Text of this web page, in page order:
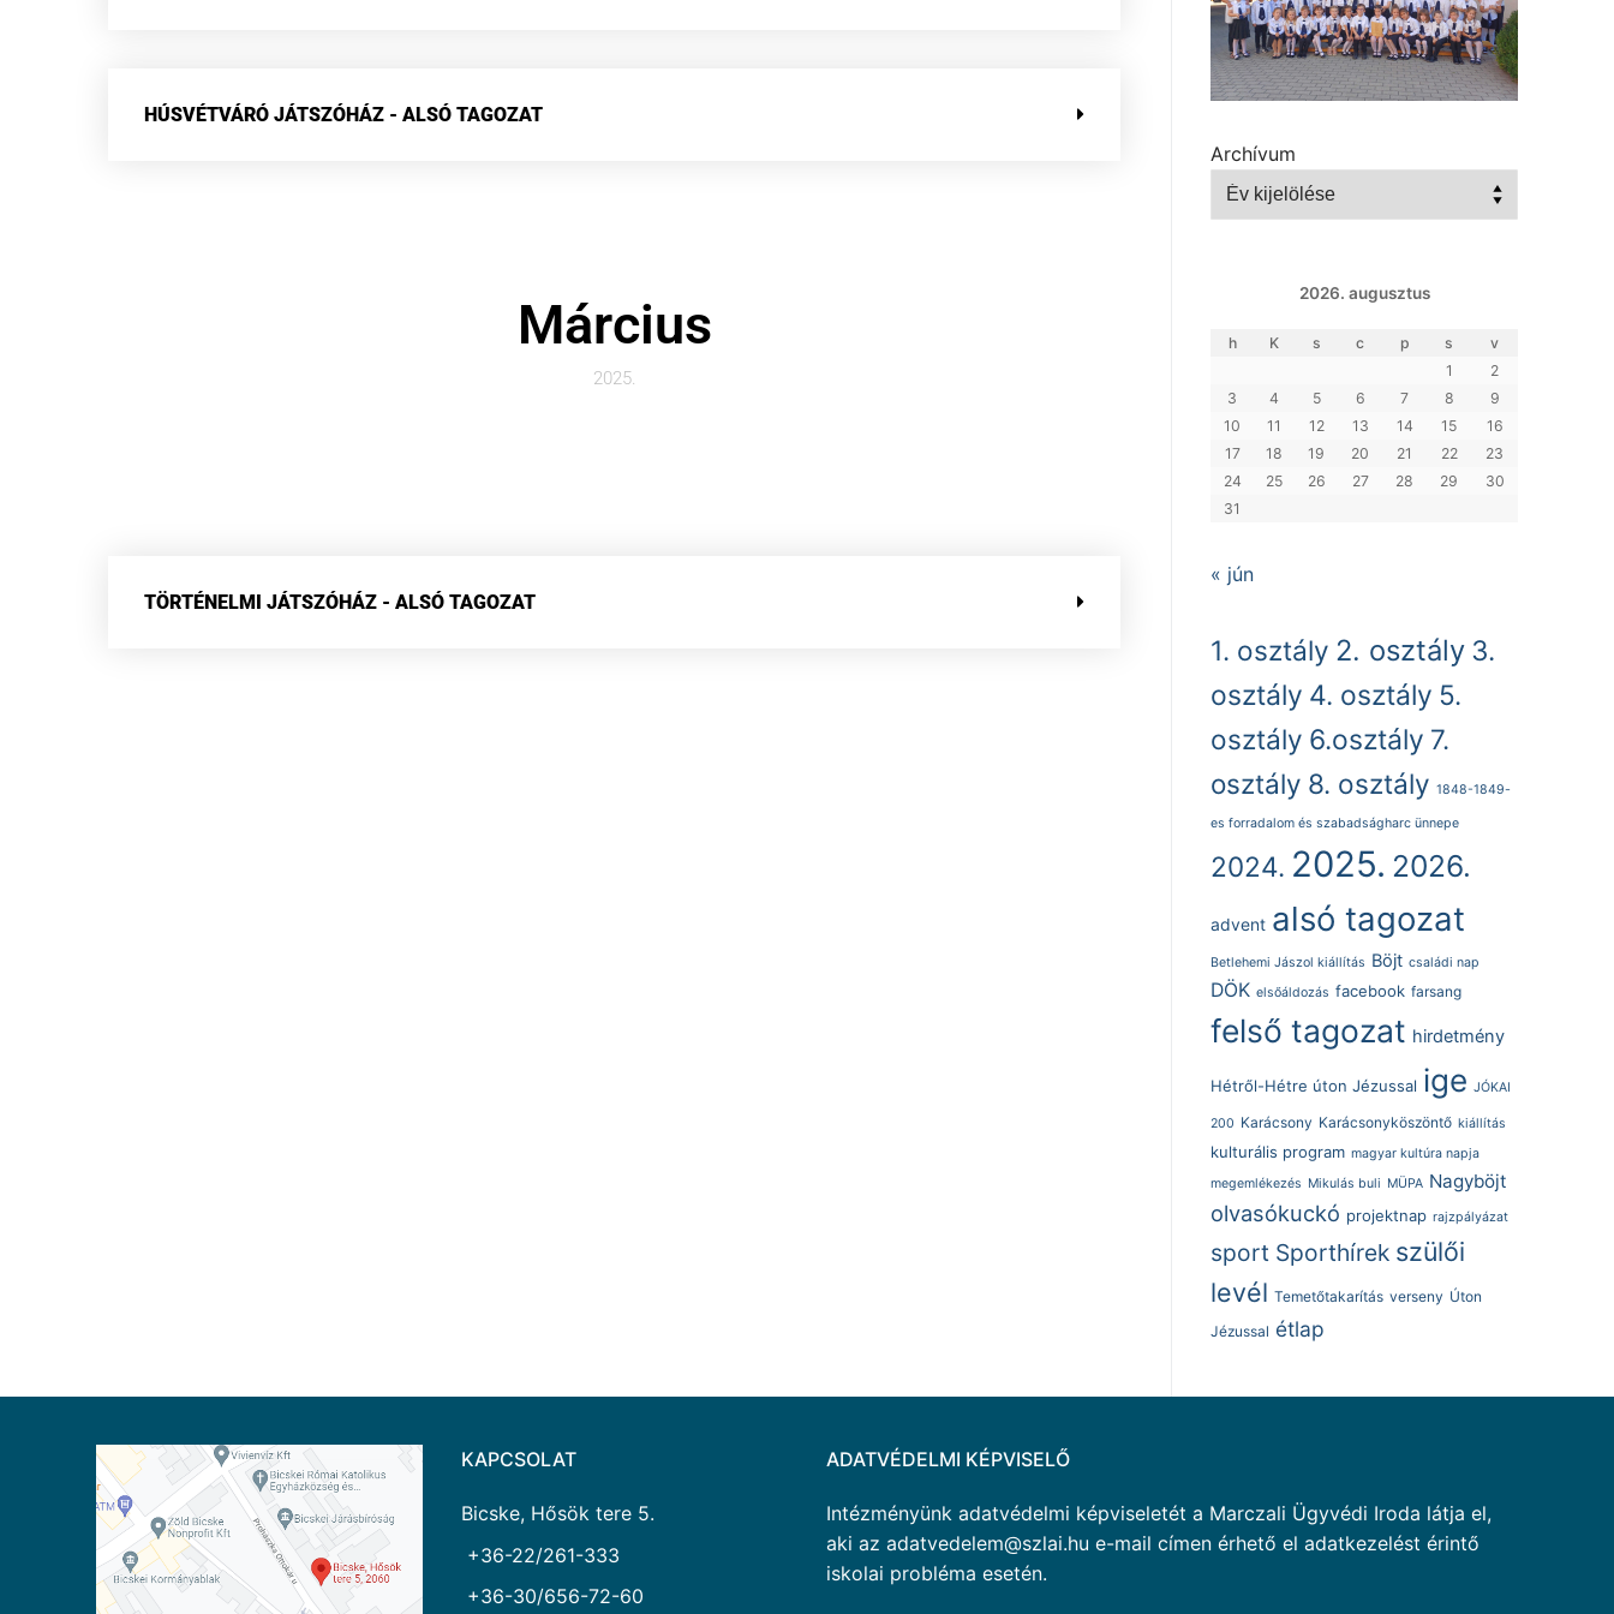
HÚSVÉTVÁRÓ JÁTSZÓHÁZ - ALSÓ TAGOZAT
Március
2025.
TÖRTÉNELMI JÁTSZÓHÁZ - ALSÓ TAGOZAT
Archívum
2026. augusztus
h K s c p s
v
1
2
3
4 5 6 7 8
9
10
11 12 13 14 15
16
17
18 19 20 21 22
23
24
25 26 27 28 29
30
31
« jún
1. osztály 2. osztály 3.
osztály 4. osztály 5.
osztály 6.osztály 7.
osztály 8. osztály 1848-1849-
es forradalom és szabadságharc ünnepe
2024. 2025. 2026.
advent alsó tagozat
Betlehemi Jászol kiállítás Böjt családi nap
DÖK elsőáldozás facebook farsang
felső tagozat hirdetmény
Hétről-Hétre úton Jézussal ige JÓKAI
200 Karácsony Karácsonyköszöntő kiállítás
kulturális program magyar kultúra napja
megemlékezés Mikulás buli MÜPA Nagyböjt
olvasókuckó projektnap rajzpályázat
sport Sporthírek szülői
levél Temetőtakarítás verseny Úton
Jézussal étlap
KAPCSOLAT
Bicske, Hősök tere 5.
+36-22/261-333
+36-30/656-72-60
ADATVÉDELMI KÉPVISELŐ
Intézményünk adatvédelmi képviseletét a Marczali Ügyvédi Iroda látja el,
aki az adatvedelem@szlai.hu e-mail címen érhető el adatkezelést érintő
iskolai probléma esetén.